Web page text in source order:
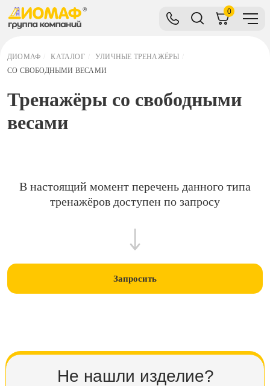
0
ДИОМАФ КАТАЛОГ УЛИЧНЫЕ ТРЕНАЖЁРЫ
СО СВОБОДНЫМИ ВЕСАМИ
Тренажёры со свободными
весами
В настоящий момент перечень данного типа
тренажёров доступен по запросу
Запросить
Не нашли изделие?